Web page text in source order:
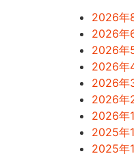
2026年
2026年
2026年
2026年
2026年
2026年
2026年
2025年
2025年